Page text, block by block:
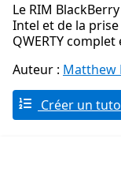
Le RIM
Intel et de la
QWERTY
Auteur : Matthew
Créer un